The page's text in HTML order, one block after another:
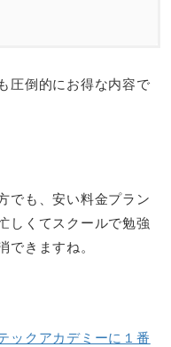
圧倒的にお得な内容で
でも、安い料金プラン
しくてスクールで勉強
できますね。
ックアカデミーに１番